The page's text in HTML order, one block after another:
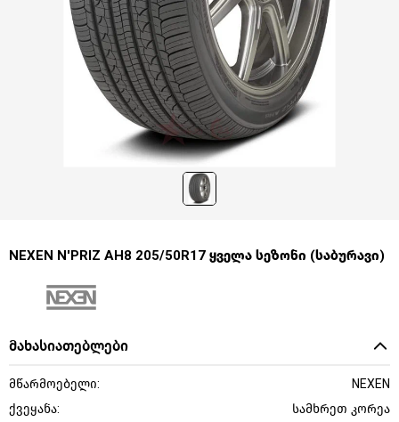
NEXEN N'PRIZ AH8 205/50R17 ყველა სეზონი (საბურავი)
მახასიათებლები
მწარმოებელი:
NEXEN
ქვეყანა:
სამხრეთ კორეა